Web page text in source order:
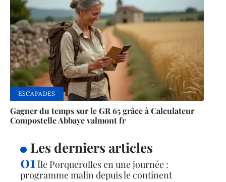
ESCAPADES
Gagner du temps sur le GR 65 grâce à Calculateur
Compostelle Abbaye valmont fr
Les derniers articles
Île Porquerolles en une journée :
programme malin depuis le continent